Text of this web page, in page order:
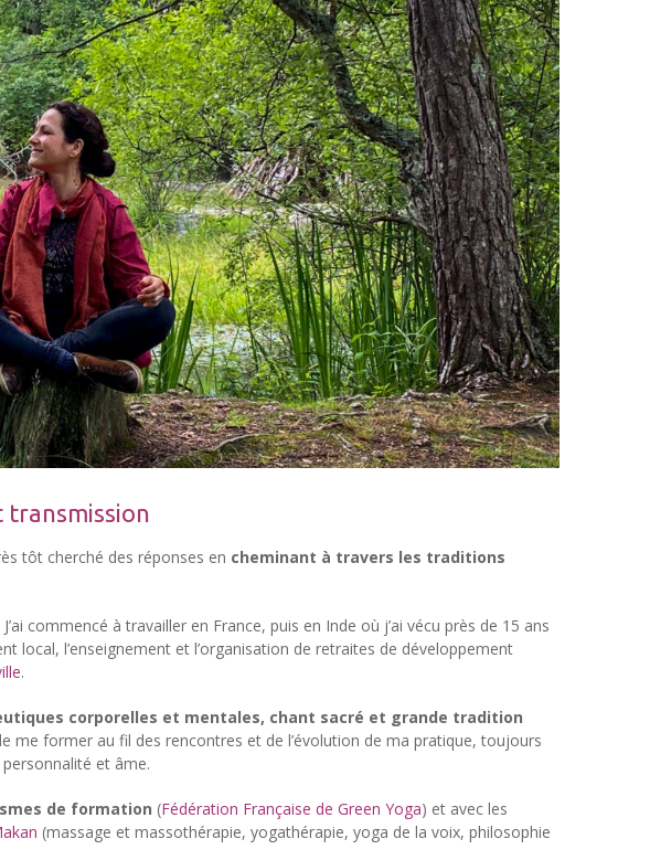
transmission
tôt cherché des réponses en cheminant à travers les traditions
commencé à travailler en France, puis en Inde où j’ai vécu près de 15 ans
local, l’enseignement et l’organisation de retraites de développement
.
corporelles et mentales, chant sacré et grande tradition
me former au fil des rencontres et de l’évolution de ma pratique, toujours
et âme.
de formation (Fédération Française de Green Yoga) et avec les
(massage et massothérapie, yogathérapie, yoga de la voix, philosophie